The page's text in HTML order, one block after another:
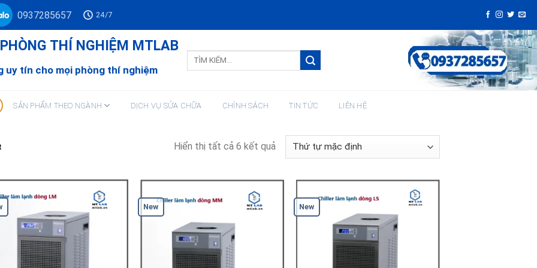
0937285657 24/7
THÍ NGHIỆM MTLAB
tín cho mọi phòng thí nghiệm
Tìm
SẢN PHẨM THEO NGÀNH DỊCH VỤ SỬA CHỮA CHÍNH SÁCH TIN TỨC LIÊN HỆ
Hiển thị tất cả 6 kết quả
New New